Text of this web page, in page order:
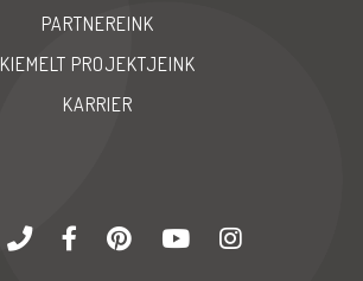
PARTNEREINK
KIEMELT PROJEKTJEINK
KARRIER